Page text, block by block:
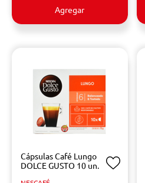
Agregar
Cápsulas Café Lungo
DOLCE GUSTO 10 un.